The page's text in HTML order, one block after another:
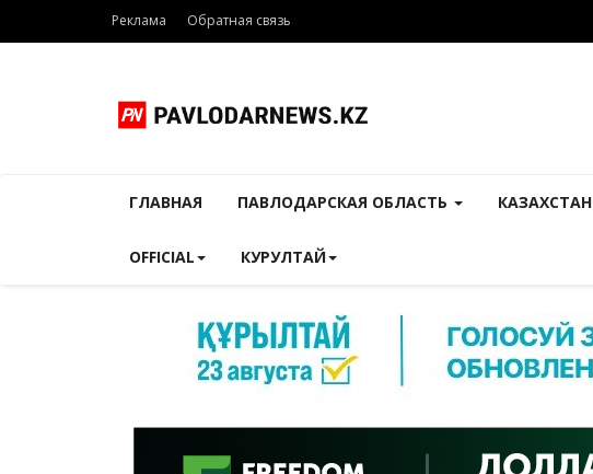
Реклама Обратная связь
ГЛАВНАЯ ПАВЛОДАРСКАЯ ОБЛАСТЬ КАЗАХСТАН
OFFICIAL КУРУЛТАЙ